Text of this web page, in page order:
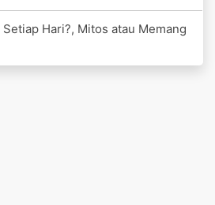
Hari?, Mitos atau Memang